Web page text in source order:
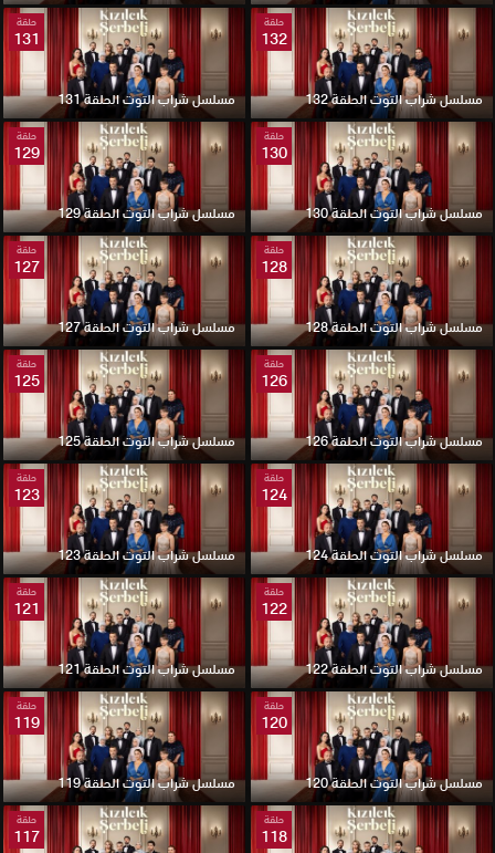
حلقة
132
مسلسل شراب التوت الحلقة 132
حلقة
131
مسلسل شراب التوت الحلقة 131
حلقة
130
مسلسل شراب التوت الحلقة 130
حلقة
129
مسلسل شراب التوت الحلقة 129
حلقة
128
مسلسل شراب التوت الحلقة 128
حلقة
127
مسلسل شراب التوت الحلقة 127
حلقة
126
مسلسل شراب التوت الحلقة 126
حلقة
125
مسلسل شراب التوت الحلقة 125
حلقة
124
مسلسل شراب التوت الحلقة 124
حلقة
123
مسلسل شراب التوت الحلقة 123
حلقة
122
مسلسل شراب التوت الحلقة 122
حلقة
121
مسلسل شراب التوت الحلقة 121
حلقة
120
مسلسل شراب التوت الحلقة 120
حلقة
119
مسلسل شراب التوت الحلقة 119
حلقة
118
حلقة
117